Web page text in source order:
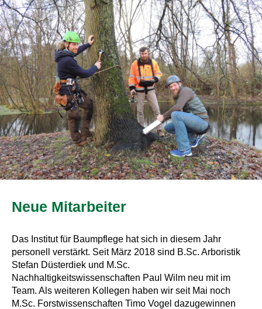
Neue Mitarbeiter
Das Institut für Baumpflege hat sich in diesem Jahr
personell verstärkt. Seit März 2018 sind B.Sc. Arboristik
Stefan Düsterdiek und M.Sc.
Nachhaltigkeitswissenschaften Paul Wilm neu mit im
Team. Als weiteren Kollegen haben wir seit Mai noch
M.Sc. Forstwissenschaften Timo Vogel dazugewinnen